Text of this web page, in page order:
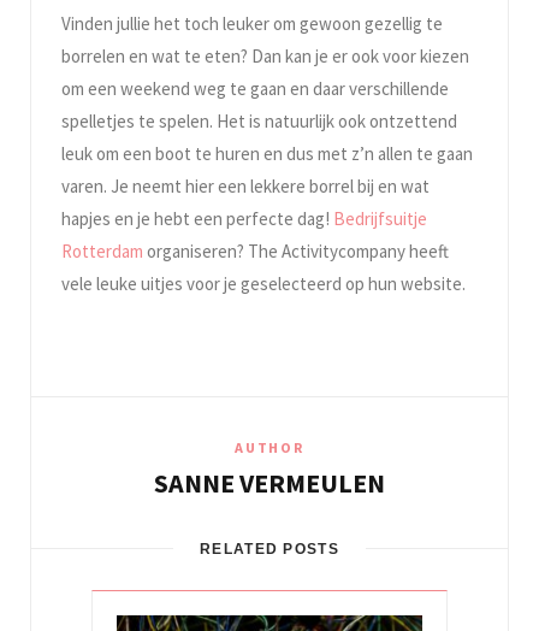
Vinden jullie het toch leuker om gewoon gezellig te
borrelen en wat te eten? Dan kan je er ook voor kiezen
om een weekend weg te gaan en daar verschillende
spelletjes te spelen. Het is natuurlijk ook ontzettend
leuk om een boot te huren en dus met z’n allen te gaan
varen. Je neemt hier een lekkere borrel bij en wat
hapjes en je hebt een perfecte dag! Bedrijfsuitje
Rotterdam organiseren? The Activitycompany heeft
vele leuke uitjes voor je geselecteerd op hun website.
AUTHOR
SANNE VERMEULEN
RELATED POSTS